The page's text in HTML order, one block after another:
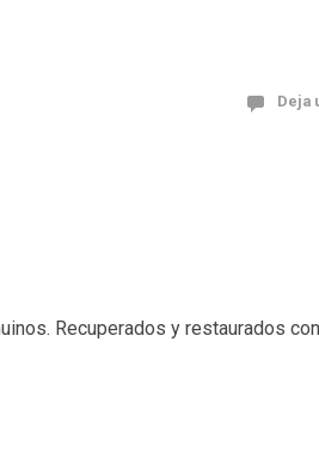
Deja
Recuperados y restaurados